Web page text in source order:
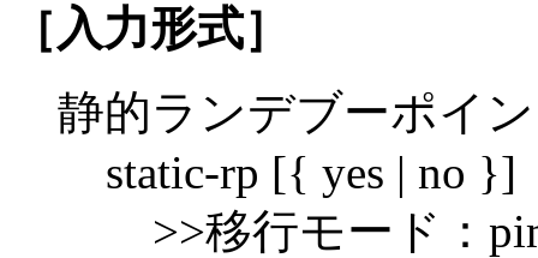
［入力形式］
静的ランデブーポイ
static-rp [{ yes | no }]
>>移行モード：